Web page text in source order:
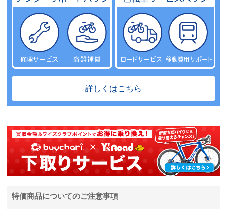
詳しくはこちら
特価商品についてのご注意事項